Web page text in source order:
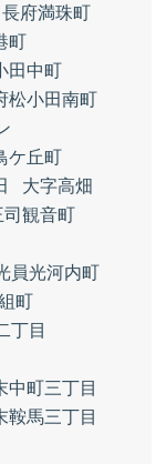
長府満珠町
町
田中町
松小田南町
ケ丘町
大字高畑
司観音町
員光河内町
町
丁目
中町三丁目
鞍馬三丁目